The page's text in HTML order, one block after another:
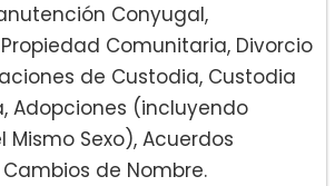
Conyugal,
Comunitaria, Divorcio
de Custodia, Custodia
Adopciones (incluyendo
Mismo Sexo), Acuerdos
de Nombre.